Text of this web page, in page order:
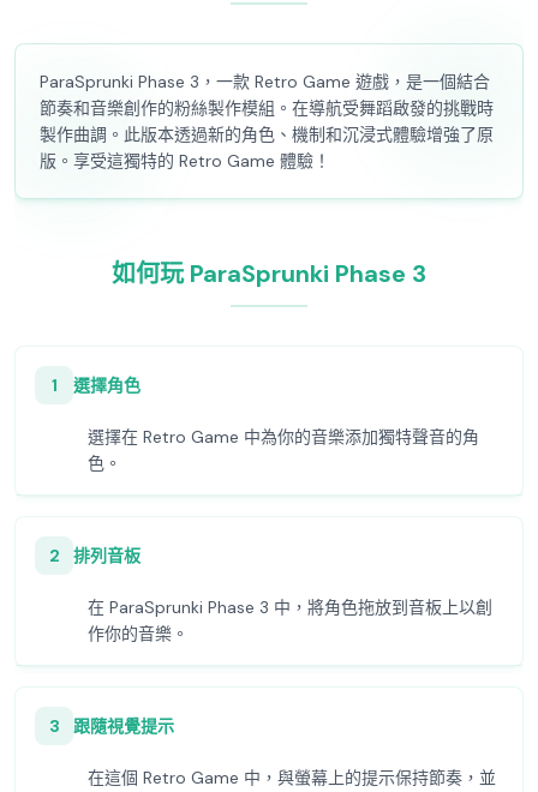
ParaSprunki Phase 3，一款 Retro Game 遊戲，是一個結合
節奏和音樂創作的粉絲製作模組。在導航受舞蹈啟發的挑戰時
製作曲調。此版本透過新的角色、機制和沉浸式體驗增強了原
版。享受這獨特的 Retro Game 體驗！
如何玩 ParaSprunki Phase 3
1 選擇角色
選擇在 Retro Game 中為你的音樂添加獨特聲音的角
色。
2 排列音板
在 ParaSprunki Phase 3 中，將角色拖放到音板上以創
作你的音樂。
3 跟隨視覺提示
在這個 Retro Game 中，與螢幕上的提示保持節奏，並